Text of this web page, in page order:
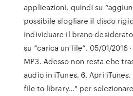
applicazioni, quindi su
possibile sfogliare il disco
individuare il brano
su “carica un file“. 05/01/2016
MP3. Adesso non resta che
audio in iTunes. 6. Apri
file to library…" per